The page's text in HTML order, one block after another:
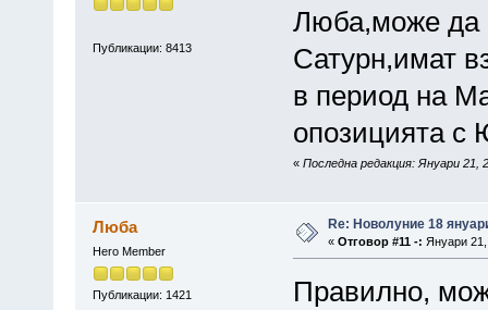
Публикации: 8413
Люба,може да
Сатурн,имат
в период на
опозицията с
« Последна редакция: Януари 21,
Люба
Hero Member
Публикации: 1421
Re: Новолуние 18
« Отговор #11 -: Януари
Правилно,